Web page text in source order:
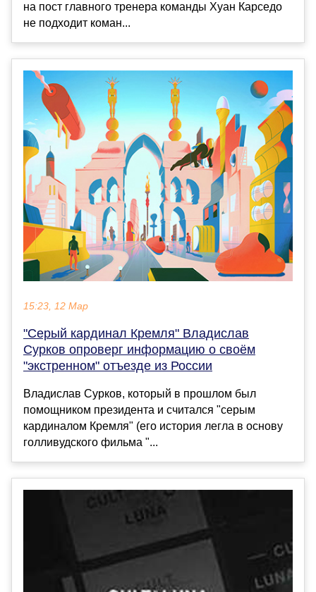
на пост главного тренера команды Хуан Карседо
не подходит коман...
15:23, 12 Мар
"Серый кардинал Кремля" Владислав
Сурков опроверг информацию о своём
"экстренном" отъезде из России
Владислав Сурков, который в прошлом был
помощником президента и считался "серым
кардиналом Кремля" (его история легла в основу
голливудского фильма "...